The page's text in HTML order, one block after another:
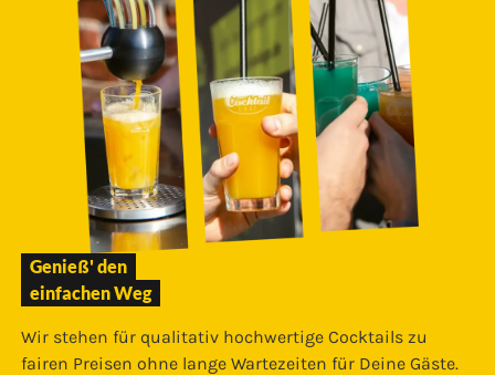
Genieß' den
einfachen Weg
Wir stehen für qualitativ hochwertige Cocktails zu
fairen Preisen ohne lange Wartezeiten für Deine Gäste.